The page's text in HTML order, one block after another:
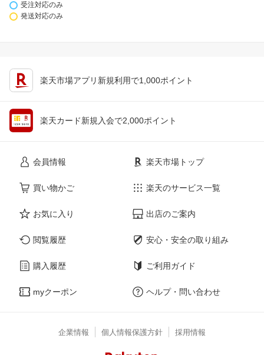
受注対応のみ
発送対応のみ
楽天市場アプリ新規利用で1,000ポイント
楽天カード新規入会で2,000ポイント
会員情報
買い物かご
お気に入り
閲覧履歴
購入履歴
myクーポン
楽天市場トップ
楽天のサービス一覧
出店のご案内
安心・安全の取り組み
ご利用ガイド
ヘルプ・問い合わせ
企業情報 個人情報保護方針 採用情報